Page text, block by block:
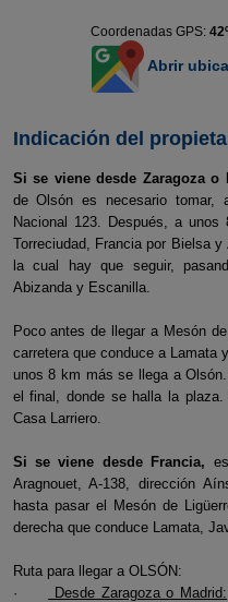
Coordenadas GPS:
Abrir
Indicación del
Si se viene desde Zaragoza o
de Olsón es necesario tomar,
Nacional 123. Después, a
Torreciudad, Francia por Bielsa
la cual hay que seguir,
Abizanda y Escanilla.
Poco antes de llegar a Mesón
carretera que conduce a Lamata
unos 8 km más se llega a
el final, donde se halla la
Casa Larriero.
Si se viene desde Francia,
Aragnouet, A-138, dirección
hasta pasar el Mesón de
derecha que conduce Lamata,
Ruta para llegar a OLSÓN:
·
Desde Zaragoza o Madrid: